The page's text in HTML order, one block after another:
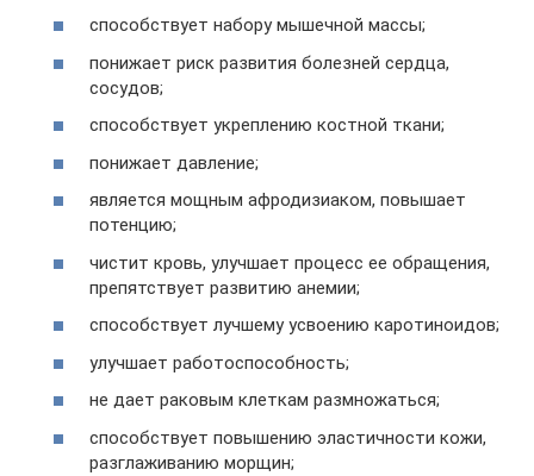
способствует набору мышечной массы;
понижает риск развития болезней сердца,
сосудов;
способствует укреплению костной ткани;
понижает давление;
является мощным афродизиаком, повышает
потенцию;
чистит кровь, улучшает процесс ее обращения,
препятствует развитию анемии;
способствует лучшему усвоению каротиноидов;
улучшает работоспособность;
не дает раковым клеткам размножаться;
способствует повышению эластичности кожи,
разглаживанию морщин;